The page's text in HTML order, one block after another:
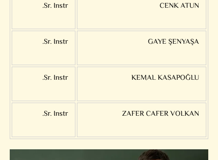
CENK ATUN
Sr. Instr.
GAYE ŞENYAŞA
Sr. Instr.
KEMAL KASAPOĞLU
Sr. Instr.
ZAFER CAFER VOLKAN
Sr. Instr.